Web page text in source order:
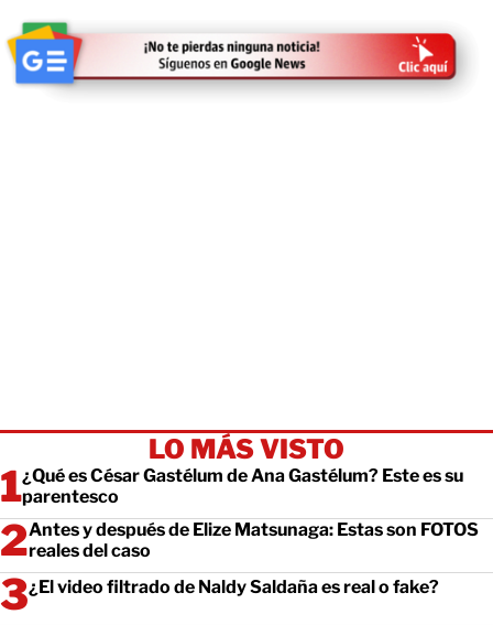
LO MÁS VISTO
¿Qué es César Gastélum de Ana Gastélum? Este es su
parentesco
Antes y después de Elize Matsunaga: Estas son FOTOS
reales del caso
¿El video filtrado de Naldy Saldaña es real o fake?